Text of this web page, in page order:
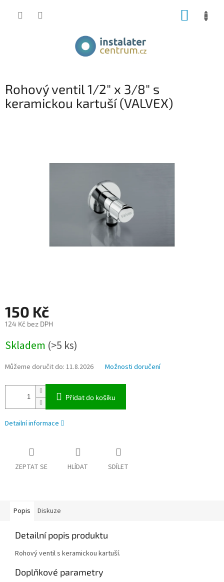
Rohový ventil 1/2" x 3/8" s
keramickou kartuší (VALVEX)
150 Kč
124 Kč bez DPH
cena:
Skladem (>5 ks)
Můžeme doručit do: 11.8.2026 Možnosti doručení
Přidat do košíku
Detailní informace
ZEPTAT SE HLÍDAT SDÍLET
Popis Diskuze
Detailní popis produktu
Rohový ventil s keramickou kartuší.
Doplňkové parametry